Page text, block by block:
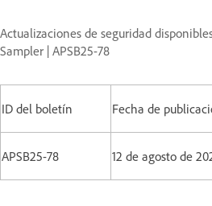
Actualizaciones de seguridad
Sampler | APSB25-78
ID del boletín Fecha de
APSB25-78 12 de agosto de